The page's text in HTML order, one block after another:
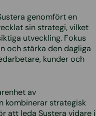
genomfört en
sin strategi, vilket
utveckling. Fokus
och stärka den dagliga
kunder och
av
kombinerar strategisk
att leda Sustera vidare i